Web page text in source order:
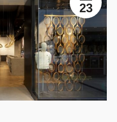
23